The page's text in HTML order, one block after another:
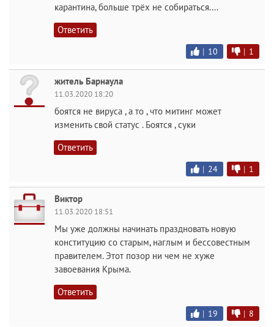
карантина, больше трёх не собираться....
Ответить
| 10 | 1
житель Барнаула
11.03.2020 18:20
боятся не вируса , а то , что митинг может
изменить свой статус . Боятся , суки
Ответить
| 24 | 1
Виктор
11.03.2020 18:51
Мы уже должны начинать праздновать новую
конституцию со старым, наглым и бессовестным
правителем. Этот позор ни чем не хуже
завоевания Крыма.
Ответить
| 19 | 8